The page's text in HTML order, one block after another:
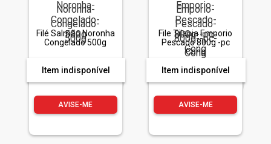
Filé Salmão Noronha
Congelado 500g
Item indisponível
AVISE-ME
File Tilapia Emporio
Pescado 800g -pc
Cong
Item indisponível
AVISE-ME